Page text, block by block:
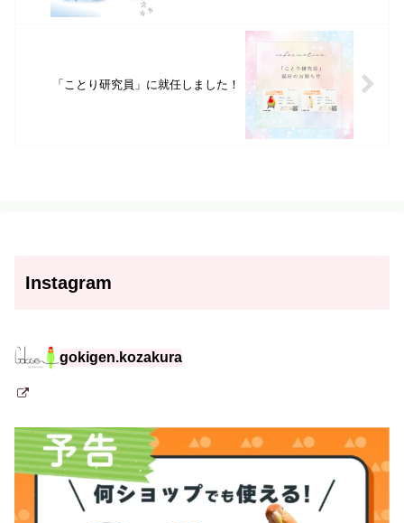
「ことり研究員」に就任しました！
Instagram
gokigen.kozakura